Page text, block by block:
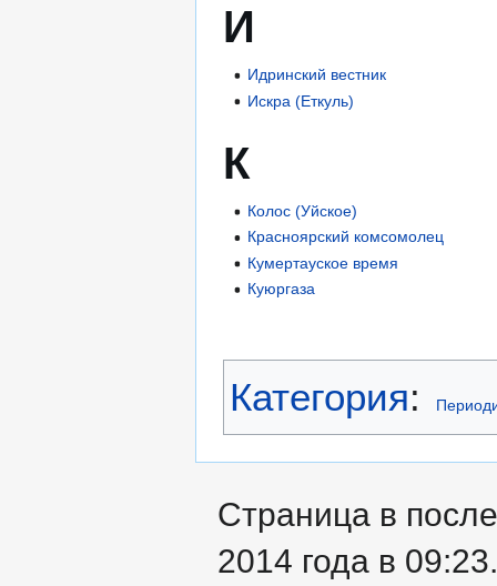
И
Идринский вестник
Искра (Еткуль)
К
Колос (Уйское)
Красноярский комсомолец
Кумертауское время
Куюргаза
Категория:
Страница в
2014 года в 09:23.